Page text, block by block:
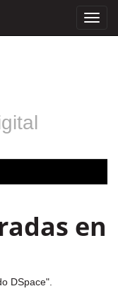
en
DSpace".